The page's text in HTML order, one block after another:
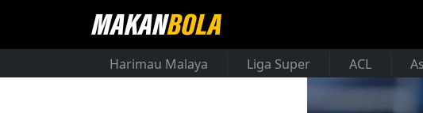
Harimau Malaya Liga Super ACL